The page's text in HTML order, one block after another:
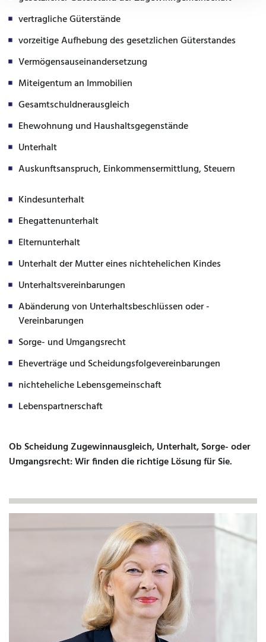
vertragliche Güterstände
vorzeitige Aufhebung des gesetzlichen Güterstandes
Vermögensauseinandersetzung
Miteigentum an Immobilien
Gesamtschuldnerausgleich
Ehewohnung und Haushaltsgegenstände
Unterhalt
Auskunftsanspruch, Einkommensermittlung, Steuern
Kindesunterhalt
Ehegattenunterhalt
Elternunterhalt
Unterhalt der Mutter eines nichtehelichen Kindes
Unterhaltsvereinbarungen
Abänderung von Unterhaltsbeschlüssen oder -
Vereinbarungen
Sorge- und Umgangsrecht
Eheverträge und Scheidungsfolgevereinbarungen
nichteheliche Lebensgemeinschaft
Lebenspartnerschaft
Ob Scheidung Zugewinnausgleich, Unterhalt, Sorge- oder
Umgangsrecht: Wir finden die richtige Lösung für Sie.